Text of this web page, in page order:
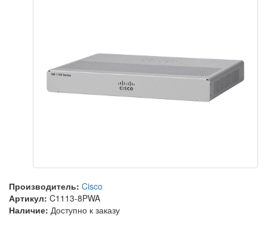
Производитель: Cisco
Артикул: C1113-8PWA
Наличие: Доступно к заказу